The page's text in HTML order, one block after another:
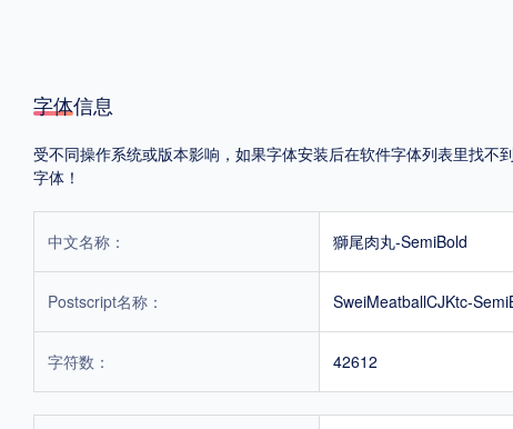
字体信息
受不同操作系统或版本影响，如果字体安装后在软件字体列表里找
字体！
中文名称： 獅尾肉丸-SemiBold
Postscript名称： SweiMeatballCJKtc-
字符数： 42612